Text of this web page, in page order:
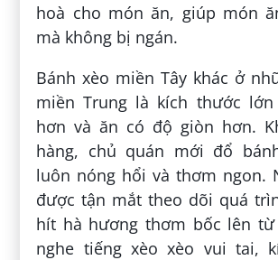
hoà cho món ăn, giúp món
mà không bị ngán.
Bánh xèo miền Tây khác ở
miền Trung là kích thước
hơn và ăn có độ giòn hơn.
hàng, chủ quán mới đổ
luôn nóng hổi và thơm ngon.
được tận mắt theo dõi quá
hít hà hương thơm bốc lên từ
nghe tiếng xèo xèo vui tai,